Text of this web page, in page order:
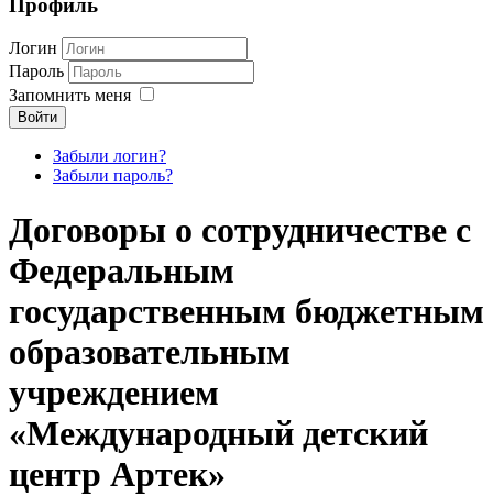
Профиль
Логин
Пароль
Запомнить меня
Войти
Забыли логин?
Забыли пароль?
Договоры о сотрудничестве с
Федеральным
государственным бюджетным
образовательным
учреждением
«Международный детский
центр Артек»